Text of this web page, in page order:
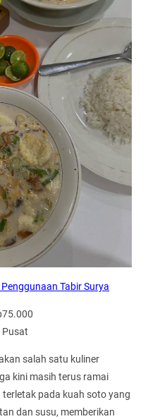
Tabir Surya
salah satu kuliner
kini masih terus ramai
pada kuah soto yang
dan susu, memberikan